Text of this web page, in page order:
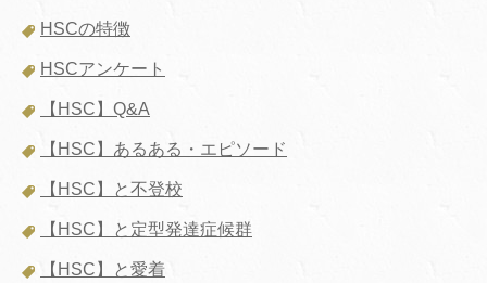
HSCの特徴
HSCアンケート
【HSC】Q&A
【HSC】あるある・エピソード
【HSC】と不登校
【HSC】と定型発達症候群
【HSC】と愛着